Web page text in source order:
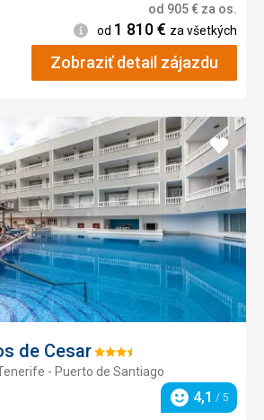
od 905€ za os.
Informácie
od 1 810€ za všetkých
Zobraziť detail zájazdu
de CesarHodnotenie:
3.5/5
- Puerto de Santiago
Hodnotenie
4,1 / 5
Pridať
do